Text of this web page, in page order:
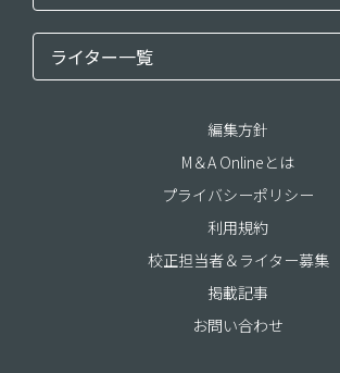
ライター一覧
編集方針
M＆A Onlineとは
プライバシーポリシー
利用規約
校正担当者＆ライター募集
掲載記事
お問い合わせ